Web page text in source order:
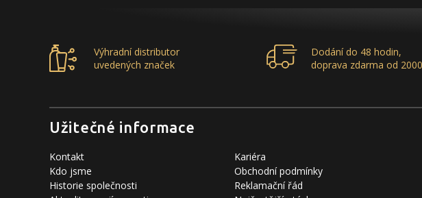
Výhradní distributor
uvedených značek
Dodání do 48 hodin,
doprava zdarma od
Užitečné informace
Kontakt
Kdo jsme
Historie společnosti
Kariéra
Obchodní podmínky
Reklamační řád